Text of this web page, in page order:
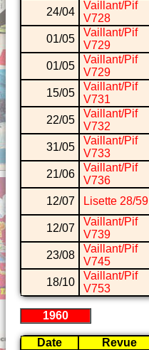
24/04
Vaillant/Pif
V728
01/05
Vaillant/Pif
V729
01/05
Vaillant/Pif
V729
15/05
Vaillant/Pif
V731
22/05
Vaillant/Pif
V732
31/05
Vaillant/Pif
V733
21/06
Vaillant/Pif
V736
12/07
Lisette 28/59
12/07
Vaillant/Pif
V739
23/08
Vaillant/Pif
V745
18/10
Vaillant/Pif
V753
1960
Date Revue